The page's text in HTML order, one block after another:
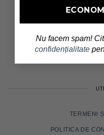
Nu facem spam!
confidențialitate
TERMENI
POLITICA DE